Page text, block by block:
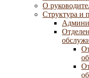
О
Структура и